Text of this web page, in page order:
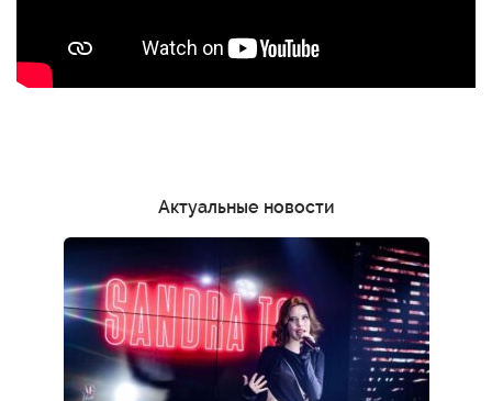
Актуальные новости